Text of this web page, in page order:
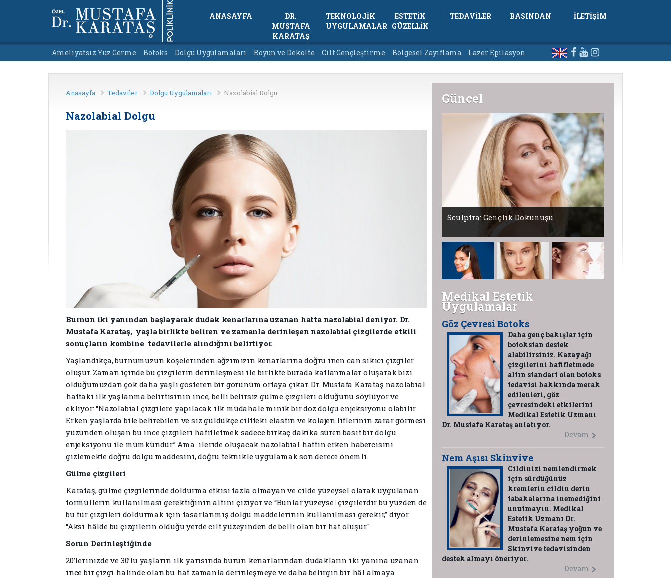
ANASAYFA
DR.
MUSTAFA
KARATAŞ
TEKNOLOJİK
UYGULAMALAR
ESTETİK
GÜZELLİK
TEDAVİLER BASINDAN İLETİŞİM
Ameliyatsız Yüz Germe Botoks Dolgu Uygulamaları Boyun ve Dekolte Cilt Gençleştirme Bölgesel Zayıflama Lazer Epilasyon
Anasayfa Tedaviler Dolgu Uygulamaları Nazolabial Dolgu
Nazolabial Dolgu
Burnun iki yanından başlayarak dudak kenarlarına uzanan hatta nazolabial deniyor. Dr.
Mustafa Karataş, yaşla birlikte beliren ve zamanla derinleşen nazolabial çizgilerde etkili
sonuçların kombine tedavilerle alındığını belirtiyor.
Yaşlandıkça, burnumuzun köşelerinden ağzımızın kenarlarına doğru inen can sıkıcı çizgiler
oluşur. Zaman içinde bu çizgilerin derinleşmesi ile birlikte burada katlanmalar oluşarak bizi
olduğumuzdan çok daha yaşlı gösteren bir görünüm ortaya çıkar. Dr. Mustafa Karataş nazolabial
hattaki ilk yaşlanma belirtisinin ince, belli belirsiz gülme çizgileri olduğunu söylüyor ve
ekliyor: “Nazolabial çizgilere yapılacak ilk müdahale minik bir doz dolgu enjeksiyonu olabilir.
Erken yaşlarda bile belirebilen ve siz güldükçe ciltteki elastin ve kolajen liflerinin zarar görmesi
yüzünden oluşan bu ince çizgileri hafifletmek sadece birkaç dakika süren basit bir dolgu
enjeksiyonu ile mümkündür.” Ama ileride oluşacak nazolabial hattın erken habercisini
gizlemekte doğru dolgu maddesini, doğru teknikle uygulamak son derece önemli.
Gülme çizgileri
Karataş, gülme çizgilerinde doldurma etkisi fazla olmayan ve cilde yüzeysel olarak uygulanan
formüllerin kullanılması gerektiğinin altını çiziyor ve “Bunlar yüzeysel çizgilerdir bu yüzden de
bu tür çizgileri doldurmak için tasarlanmış dolgu maddelerinin kullanılması gerekir,” diyor.
“Aksi hâlde bu çizgilerin olduğu yerde cilt yüzeyinden de belli olan bir hat oluşur."
Sorun Derinleştiğinde
20’lerinizde ve 30’lu yaşların ilk yarısında burun kenarlarından dudakların iki yanına uzanan
ince bir çizgi halinde olan bu hat zamanla derinleşmeye ve daha belirgin bir hâl almaya
Sculptra: Gençlik Dokunuşu
Güncel
Medikal Estetik
Uygulamalar
Göz Çevresi Botoks
Daha genç bakışlar için
botokstan destek
alabilirsiniz. Kazayağı
çizgilerini hafifletmede
altın standart olan botoks
tedavisi hakkında merak
edilenleri, göz
çevresindeki etkilerini
Medikal Estetik Uzmanı
Dr. Mustafa Karataş anlatıyor.
Devam
Nem Aşısı Skinvive
Cildinizi nemlendirmek
için sürdüğünüz
kremlerin cildin derin
tabakalarına inemediğini
unutmayın. Medikal
Estetik Uzmanı Dr.
Mustafa Karataş yoğun ve
derinlemesine nem için
Skinvive tedavisinden
destek almayı öneriyor.
Devam